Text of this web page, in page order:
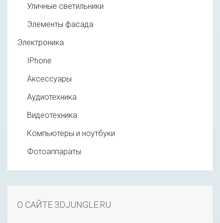
Уличные светильники
Элементы фасада
Электроника
IPhone
Аксессуары
Аудиотехника
Видеотехника
Компьютеры и ноутбуки
Фотоаппараты
О САЙТЕ 3DJUNGLE.RU